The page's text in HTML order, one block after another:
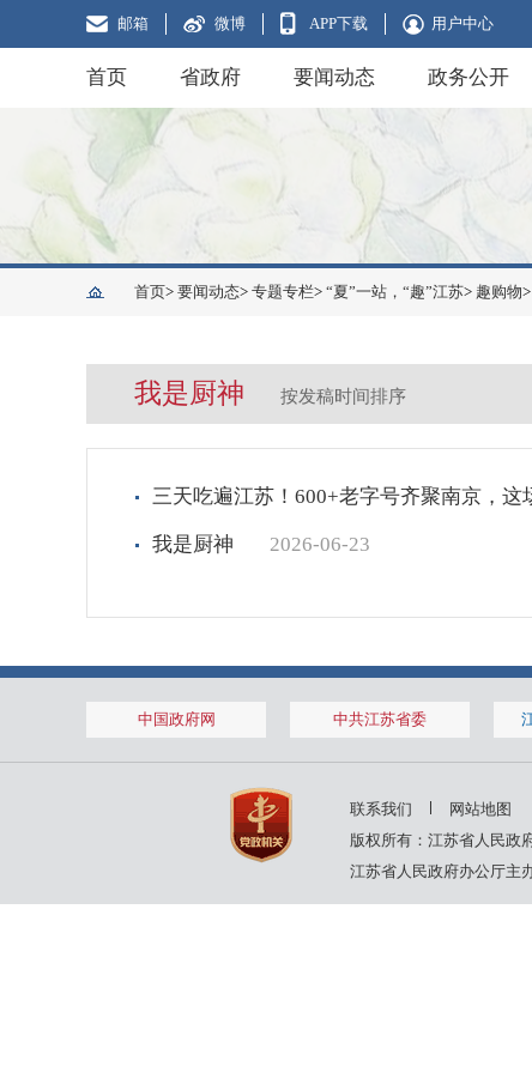
邮箱 微博 APP下载 用户中心
首页 省政府 要闻动态 政务公开
首页> 要闻动态> 专题专栏> “夏”一站，“趣”江苏> 趣购物>
我是厨神 按发稿时间排序
三天吃遍江苏！600+老字号齐聚南京，这
我是厨神 2026-06-23
中国政府网 中共江苏省委
联系我们
网站地图
版权所有：江苏省人民政
江苏省人民政府办公厅主